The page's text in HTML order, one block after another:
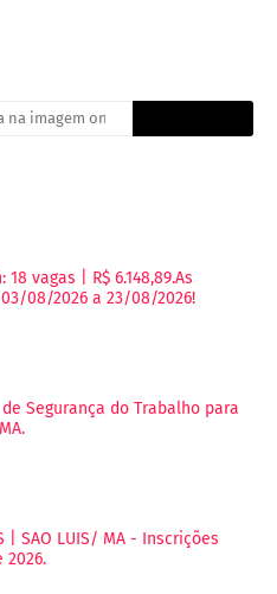
vagas | R$ 6.148,89.As
08/2026 a 23/08/2026!
Segurança do Trabalho para
| SAO LUIS/ MA - Inscrições
2026.